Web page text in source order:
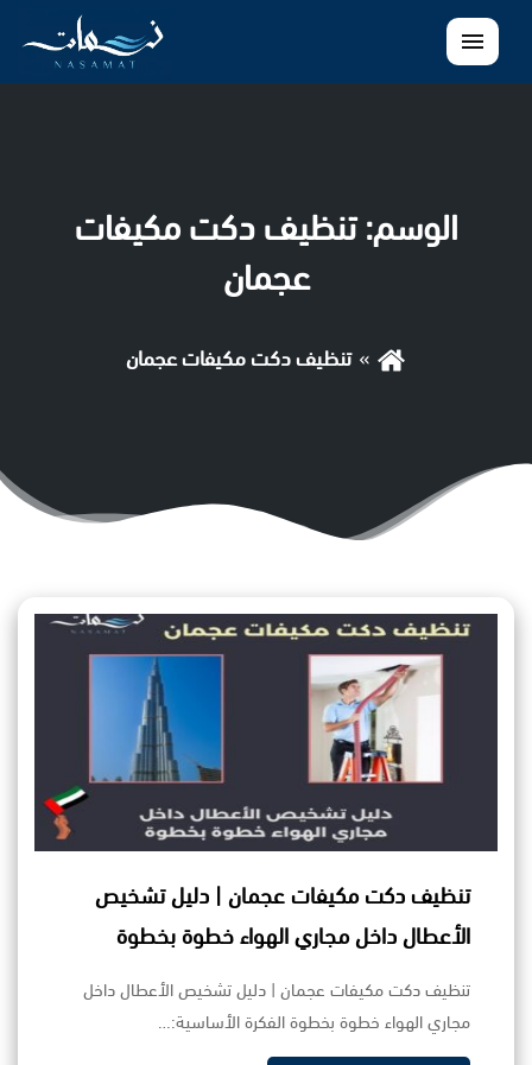
القائمة
الوسم:تنظيف دكت مكيفات
عجمان
تنظيف دكت مكيفات عجمان
تنظيف دكت مكيفات عجمان | دليل تشخيص
الأعطال داخل مجاري الهواء خطوة بخطوة
تنظيف دكت مكيفات عجمان | دليل تشخيص الأعطال داخل
مجاري الهواء خطوة بخطوة الفكرة الأساسية:…